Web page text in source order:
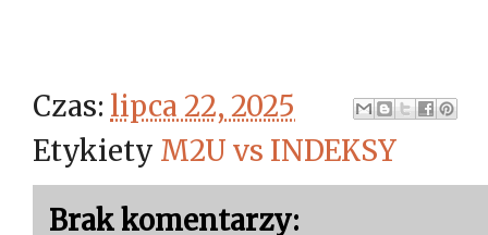
Czas: lipca 22, 2025
Etykiety M2U vs INDEKSY
Brak komentarzy: